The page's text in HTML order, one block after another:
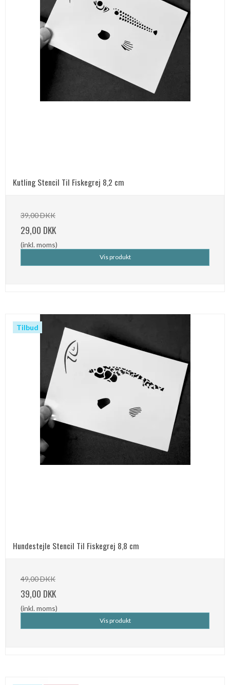
Kutling Stencil Til Fiskegrej 8,2 cm
39,00 DKK
29,00 DKK
(inkl. moms)
Vis produkt
Tilbud
Hundestejle Stencil Til Fiskegrej 8,8 cm
49,00 DKK
39,00 DKK
(inkl. moms)
Vis produkt